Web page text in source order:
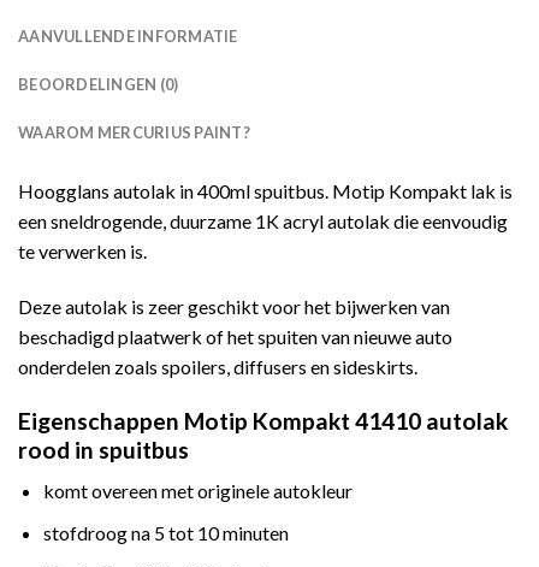
AANVULLENDE INFORMATIE
BEOORDELINGEN (0)
WAAROM MERCURIUS PAINT?
Hoogglans autolak in 400ml spuitbus. Motip Kompakt lak is
een sneldrogende, duurzame 1K acryl autolak die eenvoudig
te verwerken is.
Deze autolak is zeer geschikt voor het bijwerken van
beschadigd plaatwerk of het spuiten van nieuwe auto
onderdelen zoals spoilers, diffusers en sideskirts.
Eigenschappen Motip Kompakt 41410 autolak
rood in spuitbus
komt overeen met originele autokleur
stofdroog na 5 tot 10 minuten